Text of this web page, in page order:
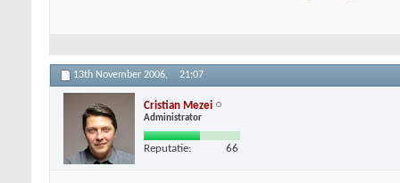
13th November 2006, 21:07
Cristian Mezei
Administrator
Reputatie: 66